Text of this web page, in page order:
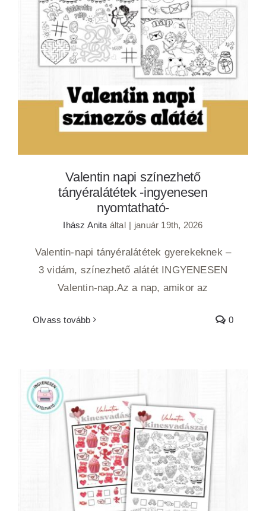
Valentin napi színezhető tányéralátétek -
ingyenesen nyomtatható-
Valentin napi színezhető
tányéralátétek -ingyenesen
nyomtatható-
Ihász Anita által | január 19th, 2026
Valentin-napi tányéralátétek gyerekeknek –
3 vidám, színezhető alátét INGYENESEN
Valentin-nap.Az a nap, amikor az
Olvass tovább 0
Valentin napi szeretetvadászat -
ingyenesen nyomtatható-